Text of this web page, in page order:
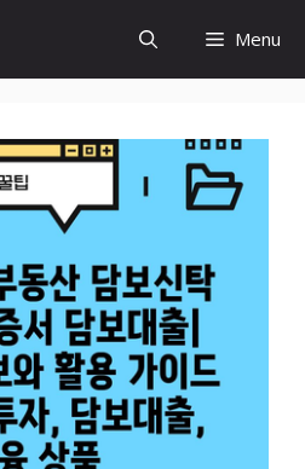
Menu